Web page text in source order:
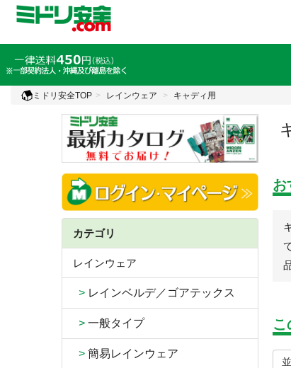
ミドリ安全TOP レインウェア キャディ用
カテゴリ
レインウェア
> レインベルデ／ゴアテックス
> 一般タイプ
> 簡易レインウェア
お
こ